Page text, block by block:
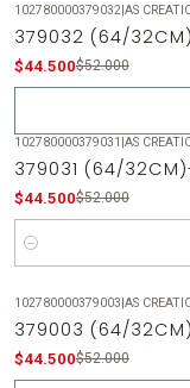
-14% OFF
Agotado
102780000379032|AS
379032 (64/32CM)-
$44.500$52.000
-14% OFF
102780000379031 |AS
379031 (64/32CM)-
$44.500$52.000
Cantidad
-14% OFF
Agotado
102780000379003|AS
379003 (64/32CM)-
$44.500$52.000